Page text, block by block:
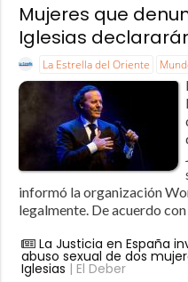
Mujeres que
Iglesias
La Estrella del Oriente
informó la organización
legalmente. De acuerdo con
La Justicia en España
abuso sexual de dos
Iglesias | El Deber